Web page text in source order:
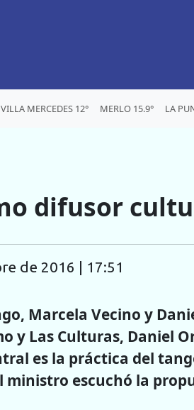
VILLA MERCEDES 12° MERLO 15.9° LA
difusor
de 2016 | 17:51
Marcela Vecino y
y Las Culturas, Daniel
es la práctica del
escuchó la